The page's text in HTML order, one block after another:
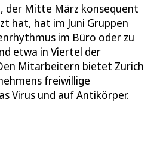
der Mitte März konsequent
hat, hat im Juni Gruppen
im Büro oder zu
etwa in Viertel der
Mitarbeitern bietet Zurich
freiwillige
Virus und auf Antikörper.